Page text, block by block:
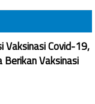
Vaksinasi Covid-19,
Vaksinasi